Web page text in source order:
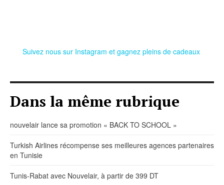
Suivez nous sur Instagram et gagnez pleins de cadeaux
Dans la même rubrique
nouvelair lance sa promotion « BACK TO SCHOOL »
Turkish Airlines récompense ses meilleures agences partenaires
en Tunisie
Tunis-Rabat avec Nouvelair, à partir de 399 DT